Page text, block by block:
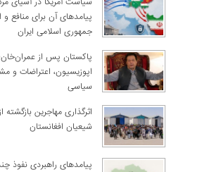
پیامدهای آن برای منافع
جمهوری اسلامی ایران
پاکستان پس از
اپوزیسیون، اعتراضات و
سیاسی
اثرگذاری مهاجرین بازگشته
شیعیان افغانستان
پیامدهای راهبردی نفوذ